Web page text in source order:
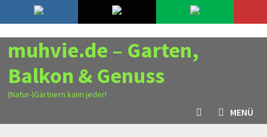
zum
Inhalt
9. August 2026
muhvie.de – Garten,
Balkon & Genuss
(Natur-)Gärtnern kann jeder!
MENÜ